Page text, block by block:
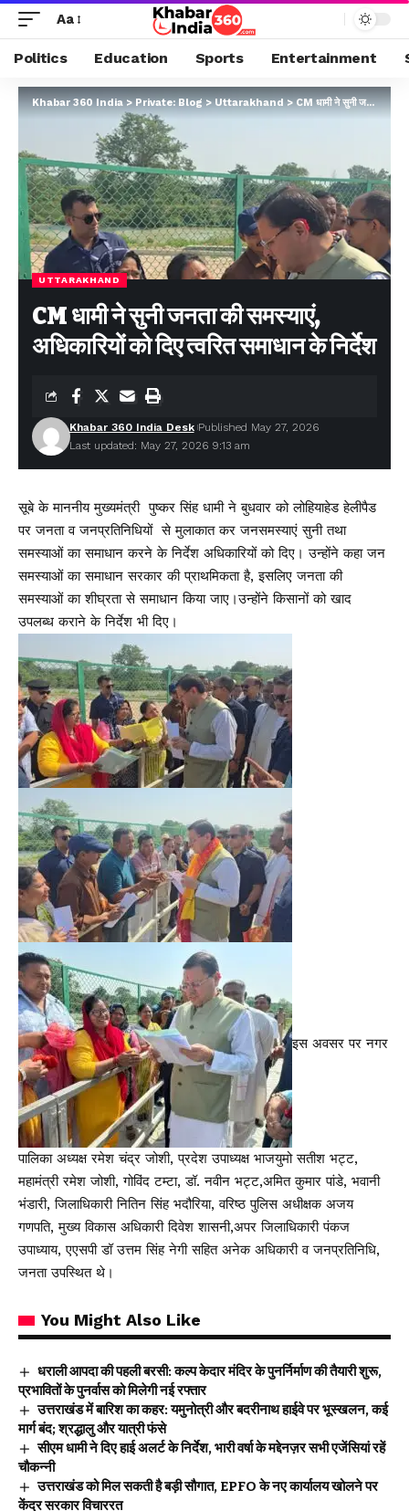
Aa
Politics Education Sports Entertainment
Khabar 360 India>Private: Blog>Uttarakhand>CM धामी ने सुनी जनता की समस्याएं, अधिकारियों को दिए त्वरित समाधान के निर्देश
UTTARAKHAND
CM धामी ने सुनी जनता की समस्याएं,
अधिकारियों को दिए त्वरित समाधान के निर्देश
Last updated: May 27, 2026 9:13 am
Khabar 360 India Desk Published May 27, 2026
सूबे के माननीय मुख्यमंत्री पुष्कर सिंह धामी ने बुधवार को लोहियाहेड हेलीपैड
पर जनता व जनप्रतिनिधियों से मुलाकात कर जनसमस्याएं सुनी तथा
समस्याओं का समाधान करने के निर्देश अधिकारियों को दिए। उन्होंने कहा जन
समस्याओं का समाधान सरकार की प्राथमिकता है, इसलिए जनता की
समस्याओं का शीघ्रता से समाधान किया जाए।उन्होंने किसानों को खाद
उपलब्ध कराने के निर्देश भी दिए।
इस अवसर पर नगर
पालिका अध्यक्ष रमेश चंद्र जोशी, प्रदेश उपाध्यक्ष भाजयुमो सतीश भट्ट,
महामंत्री रमेश जोशी, गोविंद टम्टा, डॉ. नवीन भट्ट,अमित कुमार पांडे, भवानी
भंडारी, जिलाधिकारी नितिन सिंह भदौरिया, वरिष्ठ पुलिस अधीक्षक अजय
गणपति, मुख्य विकास अधिकारी दिवेश शासनी,अपर जिलाधिकारी पंकज
उपाध्याय, एएसपी डॉ उत्तम सिंह नेगी सहित अनेक अधिकारी व जनप्रतिनिधि,
जनता उपस्थित थे।
You Might Also Like
धराली आपदा की पहली बरसी: कल्प केदार मंदिर के पुनर्निर्माण की तैयारी शुरू,
प्रभावितों के पुनर्वास को मिलेगी नई रफ्तार
उत्तराखंड में बारिश का कहर: यमुनोत्री और बदरीनाथ हाईवे पर भूस्खलन, कई
मार्ग बंद; श्रद्धालु और यात्री फंसे
सीएम धामी ने दिए हाई अलर्ट के निर्देश, भारी वर्षा के मद्देनज़र सभी एजेंसियां रहें
चौकन्नी
उत्तराखंड को मिल सकती है बड़ी सौगात, EPFO के नए कार्यालय खोलने पर
केंद्र सरकार विचाररत